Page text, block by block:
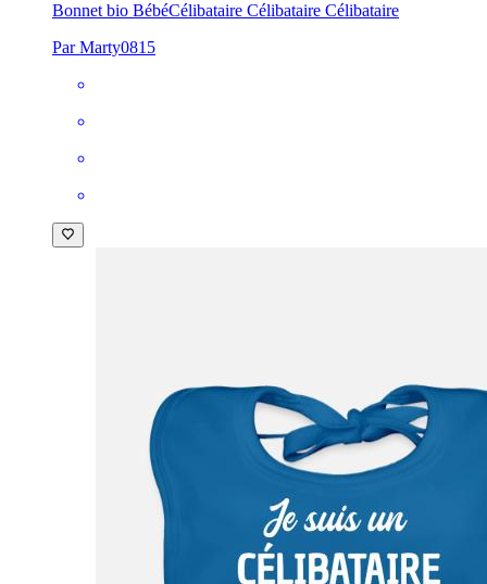
Bonnet bio BébéCélibataire Célibataire Célibataire
Par Marty0815